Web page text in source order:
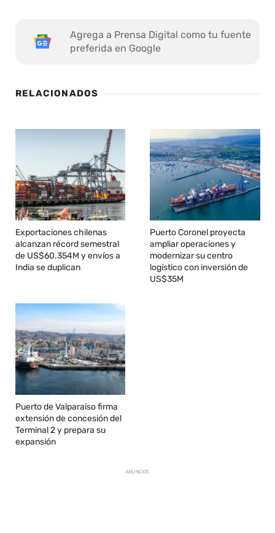
Agrega a Prensa Digital como tu fuente
preferida en Google
RELACIONADOS
Exportaciones chilenas
alcanzan récord semestral
de US$60.354M y envíos a
India se duplican
Puerto Coronel proyecta
ampliar operaciones y
modernizar su centro
logístico con inversión de
US$35M
Puerto de Valparaíso firma
extensión de concesión del
Terminal 2 y prepara su
expansión
ANUNCIOS